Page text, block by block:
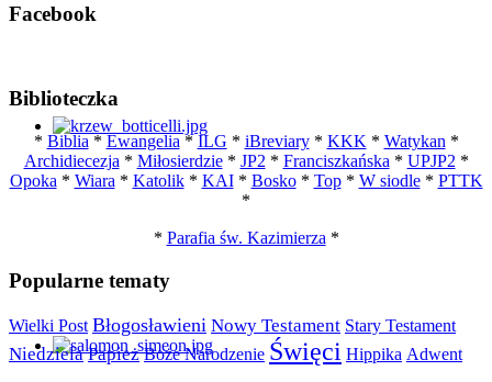
Facebook
Biblioteczka
* Biblia * Ewangelia *ILG * iBreviary* KKK * Watykan *
Archidiecezja * Miłosierdzie* JP2 * Franciszkańska * UPJP2 *
Opoka * Wiara * Katolik* KAI* Bosko* Top* W siodle* PTTK
*
* Parafia św. Kazimierza *
Popularne tematy
Wielki Post Błogosławieni Nowy Testament Stary Testament
Niedziela Papież Boże Narodzenie Święci Hippika Adwent